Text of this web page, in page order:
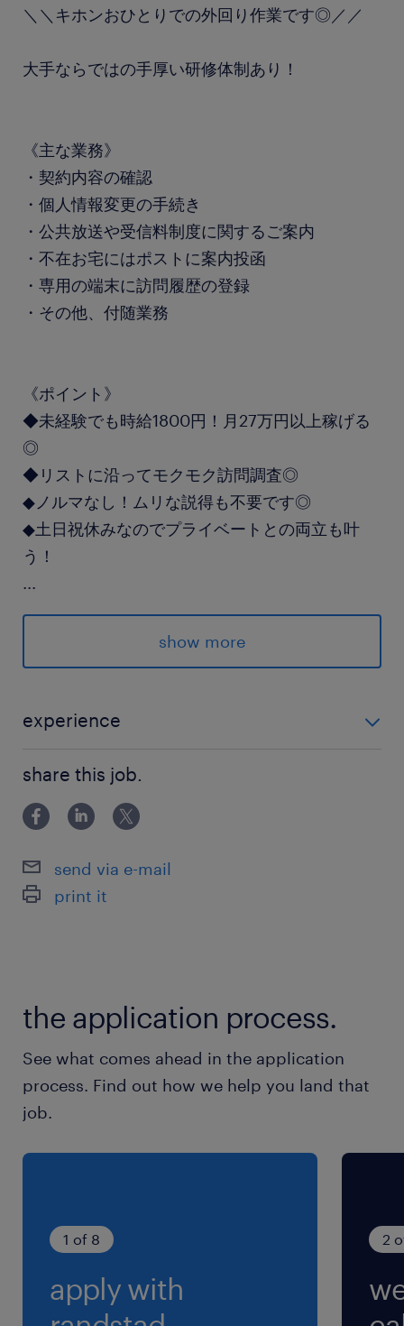
＼＼キホンおひとりでの外回り作業です◎／／
大手ならではの手厚い研修体制あり！
《主な業務》
・契約内容の確認
・個人情報変更の手続き
・公共放送や受信料制度に関するご案内
・不在お宅にはポストに案内投函
・専用の端末に訪問履歴の登録
・その他、付随業務
《ポイント》
◆未経験でも時給1800円！月27万円以上稼げる
◎
◆リストに沿ってモクモク訪問調査◎
◆ノルマなし！ムリな説得も不要です◎
◆土日祝休みなのでプライベートとの両立も叶
う！
...
-----
ハローワークや転職サイトで色々探したけど希望
の仕事が見つからない…
公共放送局でのお仕事です
最寄駅
宇都宮線／宇都宮駅（バス10分）
9:30-18:00（実働7時間30分・休憩60分）
※まれに、10:30～19:00、11:30～20:00勤務の
可能性があります（対応不可OK！）
show more
experience
share this job.
send via e-mail
print it
the application process.
See what comes ahead in the application
process. Find out how we help you land that
job.
1 of 8
apply with
2